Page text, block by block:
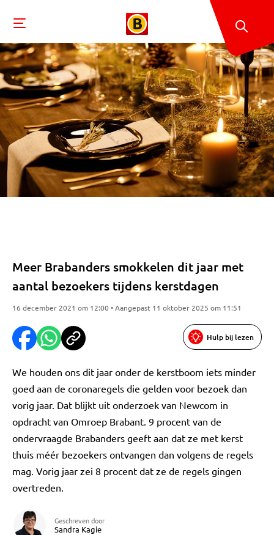
Meer Brabanders smokkelen dit jaar met
aantal bezoekers tijdens kerstdagen
16 december 2021 om 12:00 • Aangepast 11 oktober 2025 om 11:51
Hulp bij lezen
We houden ons dit jaar onder de kerstboom iets minder
goed aan de coronaregels die gelden voor bezoek dan
vorig jaar. Dat blijkt uit onderzoek van Newcom in
opdracht van Omroep Brabant. 9 procent van de
ondervraagde Brabanders geeft aan dat ze met kerst
thuis méér bezoekers ontvangen dan volgens de regels
mag. Vorig jaar zei 8 procent dat ze de regels gingen
overtreden.
Geschreven door
Sandra Kagie